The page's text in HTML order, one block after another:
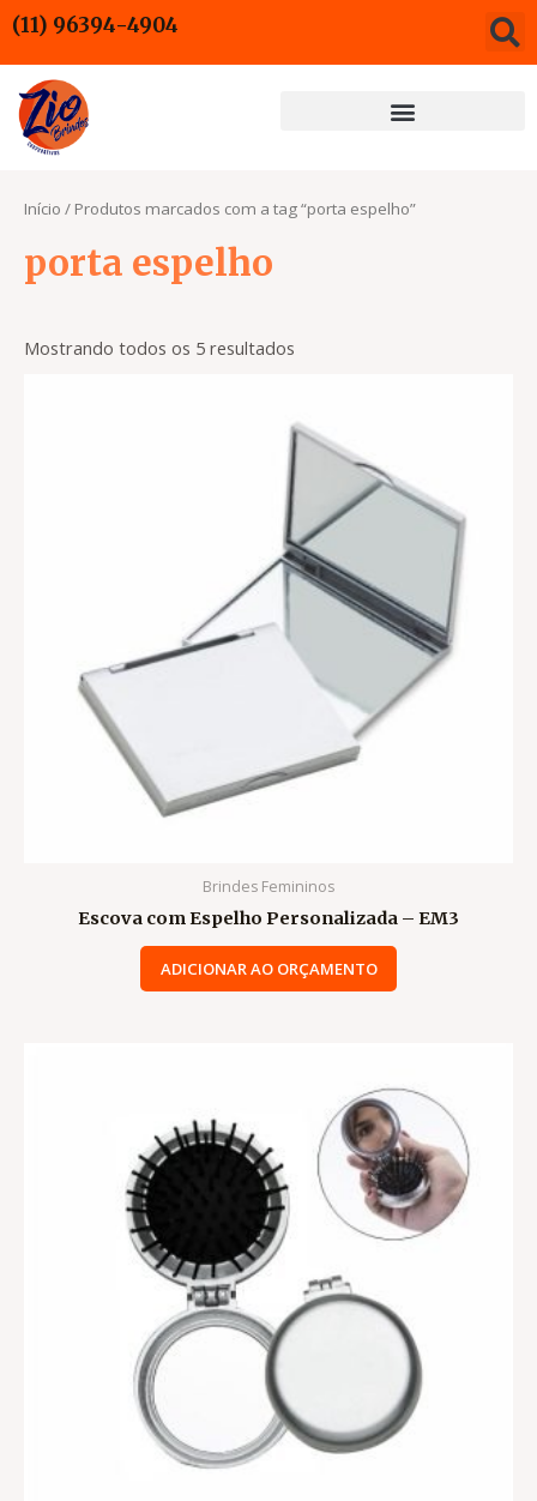
para
o
conteúdo
(11) 96394-4904
Início / Produtos marcados com a tag “porta espelho”
porta espelho
Mostrando todos os 5 resultados
Brindes Femininos
Escova com Espelho Personalizada – EM3
ADICIONAR AO ORÇAMENTO